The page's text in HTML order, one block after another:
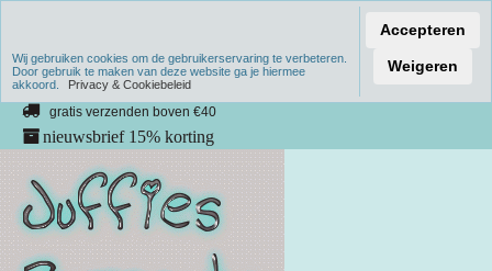
Verzenden binnen 1 werkdag
unieke producten
gratis verzenden boven €40
nieuwsbrief 15% korting
Wij gebruiken cookies om de gebruikerservaring te verbeteren.
Door gebruik te maken van deze website ga je hiermee
akkoord.
Privacy & Cookiebeleid
Accepteren
Weigeren